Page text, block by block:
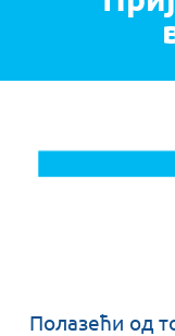
Полазећи од